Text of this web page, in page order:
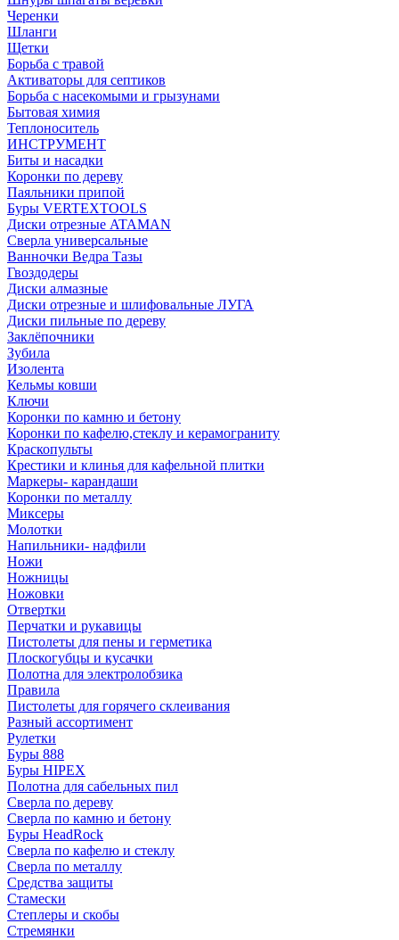
Черенки
Шланги
Щетки
Борьба с травой
Активаторы для септиков
Борьба с насекомыми и грызунами
Бытовая химия
Теплоноситель
ИНСТРУМЕНТ
Биты и насадки
Коронки по дереву
Паяльники припой
Буры VERTEXTOOLS
Диски отрезные ATAMAN
Сверла универсальные
Ванночки Ведра Тазы
Гвоздодеры
Диски алмазные
Диски отрезные и шлифовальные ЛУГА
Диски пильные по дереву
Заклёпочники
Зубила
Изолента
Кельмы ковши
Ключи
Коронки по камню и бетону
Коронки по кафелю,стеклу и керамограниту
Краскопульты
Крестики и клинья для кафельной плитки
Маркеры- карандаши
Коронки по металлу
Миксеры
Молотки
Напильники- надфили
Ножи
Ножницы
Ножовки
Отвертки
Перчатки и рукавицы
Пистолеты для пены и герметика
Плоскогубцы и кусачки
Полотна для электролобзика
Правила
Пистолеты для горячего склеивания
Разный ассортимент
Рулетки
Буры 888
Буры HIPEX
Полотна для сабельных пил
Сверла по дереву
Сверла по камню и бетону
Буры HeadRock
Сверла по кафелю и стеклу
Сверла по металлу
Средства защиты
Стамески
Степлеры и скобы
Стремянки